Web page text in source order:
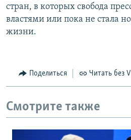
стран, в которых свобода
властями или пока не стала
жизни.
Поделиться Читать без
Смотрите также